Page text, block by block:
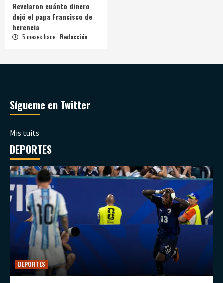
Revelaron cuánto dinero
dejó el papa Francisco de
herencia
5 meses hace Redacción
Sígueme en Twitter
Mis tuits
DEPORTES
DEPORTES